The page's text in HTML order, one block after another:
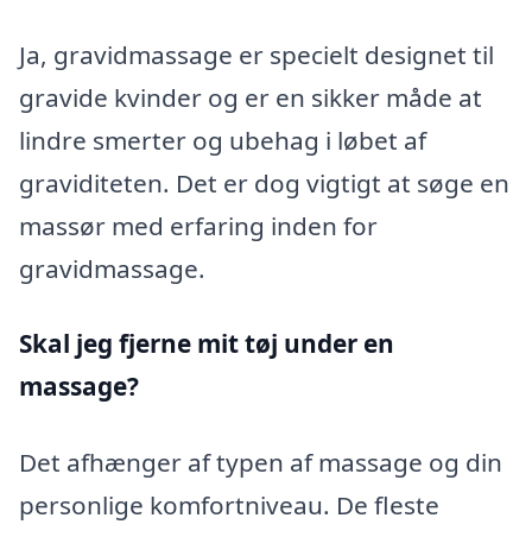
Ja, gravidmassage er specielt designet til
gravide kvinder og er en sikker måde at
lindre smerter og ubehag i løbet af
graviditeten. Det er dog vigtigt at søge en
massør med erfaring inden for
gravidmassage.
Skal jeg fjerne mit tøj under en
massage?
Det afhænger af typen af massage og din
personlige komfortniveau. De fleste